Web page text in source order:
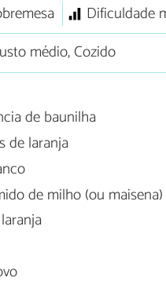
Dificuldade
médio, Cozido
de baunilha
de laranja
de milho (ou maisena)